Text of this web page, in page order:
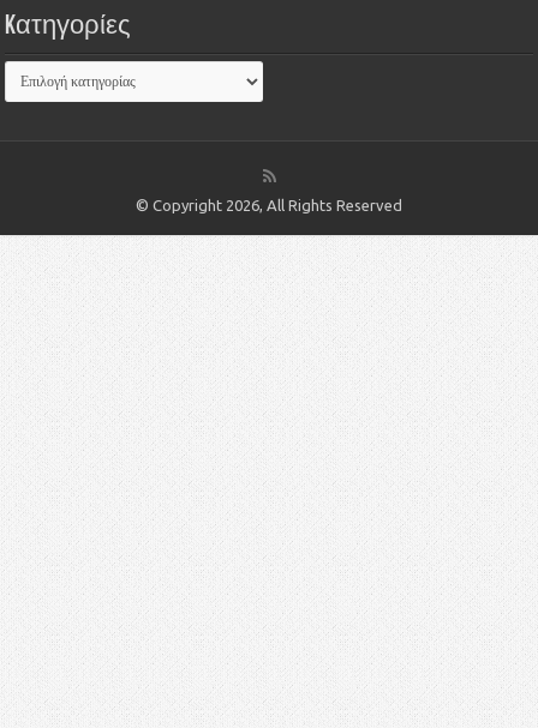
Kατηγορίες
© Copyright 2026, All Rights Reserved